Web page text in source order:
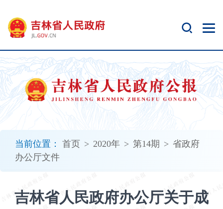
当前位置： 首页 > 2020年 > 第14期 > 省政府
办公厅文件
吉林省人民政府办公厅关于成
开
无
障
碍
说
明
加